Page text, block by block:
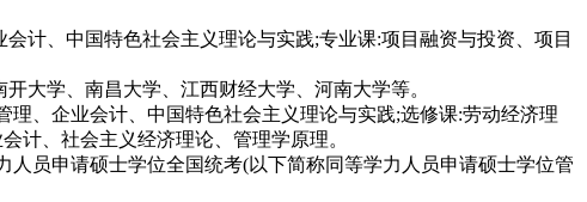
计、中国特色社会主义理论与实践;专业课:项目融资与投资、项目
大学、南昌大学、江西财经大学、河南大学等。
、企业会计、中国特色社会主义理论与实践;选修课:劳动经济理
计、社会主义经济理论、管理学原理。
员申请硕士学位全国统考(以下简称同等学力人员申请硕士学位管